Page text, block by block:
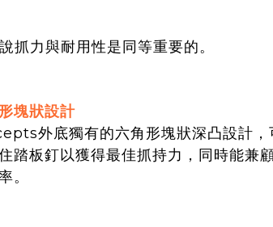
力與耐用性是同等重要的。
塊狀設計
外底獨有的六角形塊狀深凸設計，
踏板釘以獲得最佳抓持力，同時能兼
。